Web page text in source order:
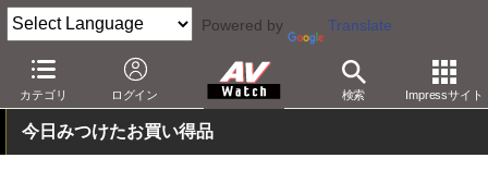
Powered by Translate
カテゴリ ログイン 検索 Impressサイト
AV Watch 動向 ショップ セール
今日みつけたお買い得品